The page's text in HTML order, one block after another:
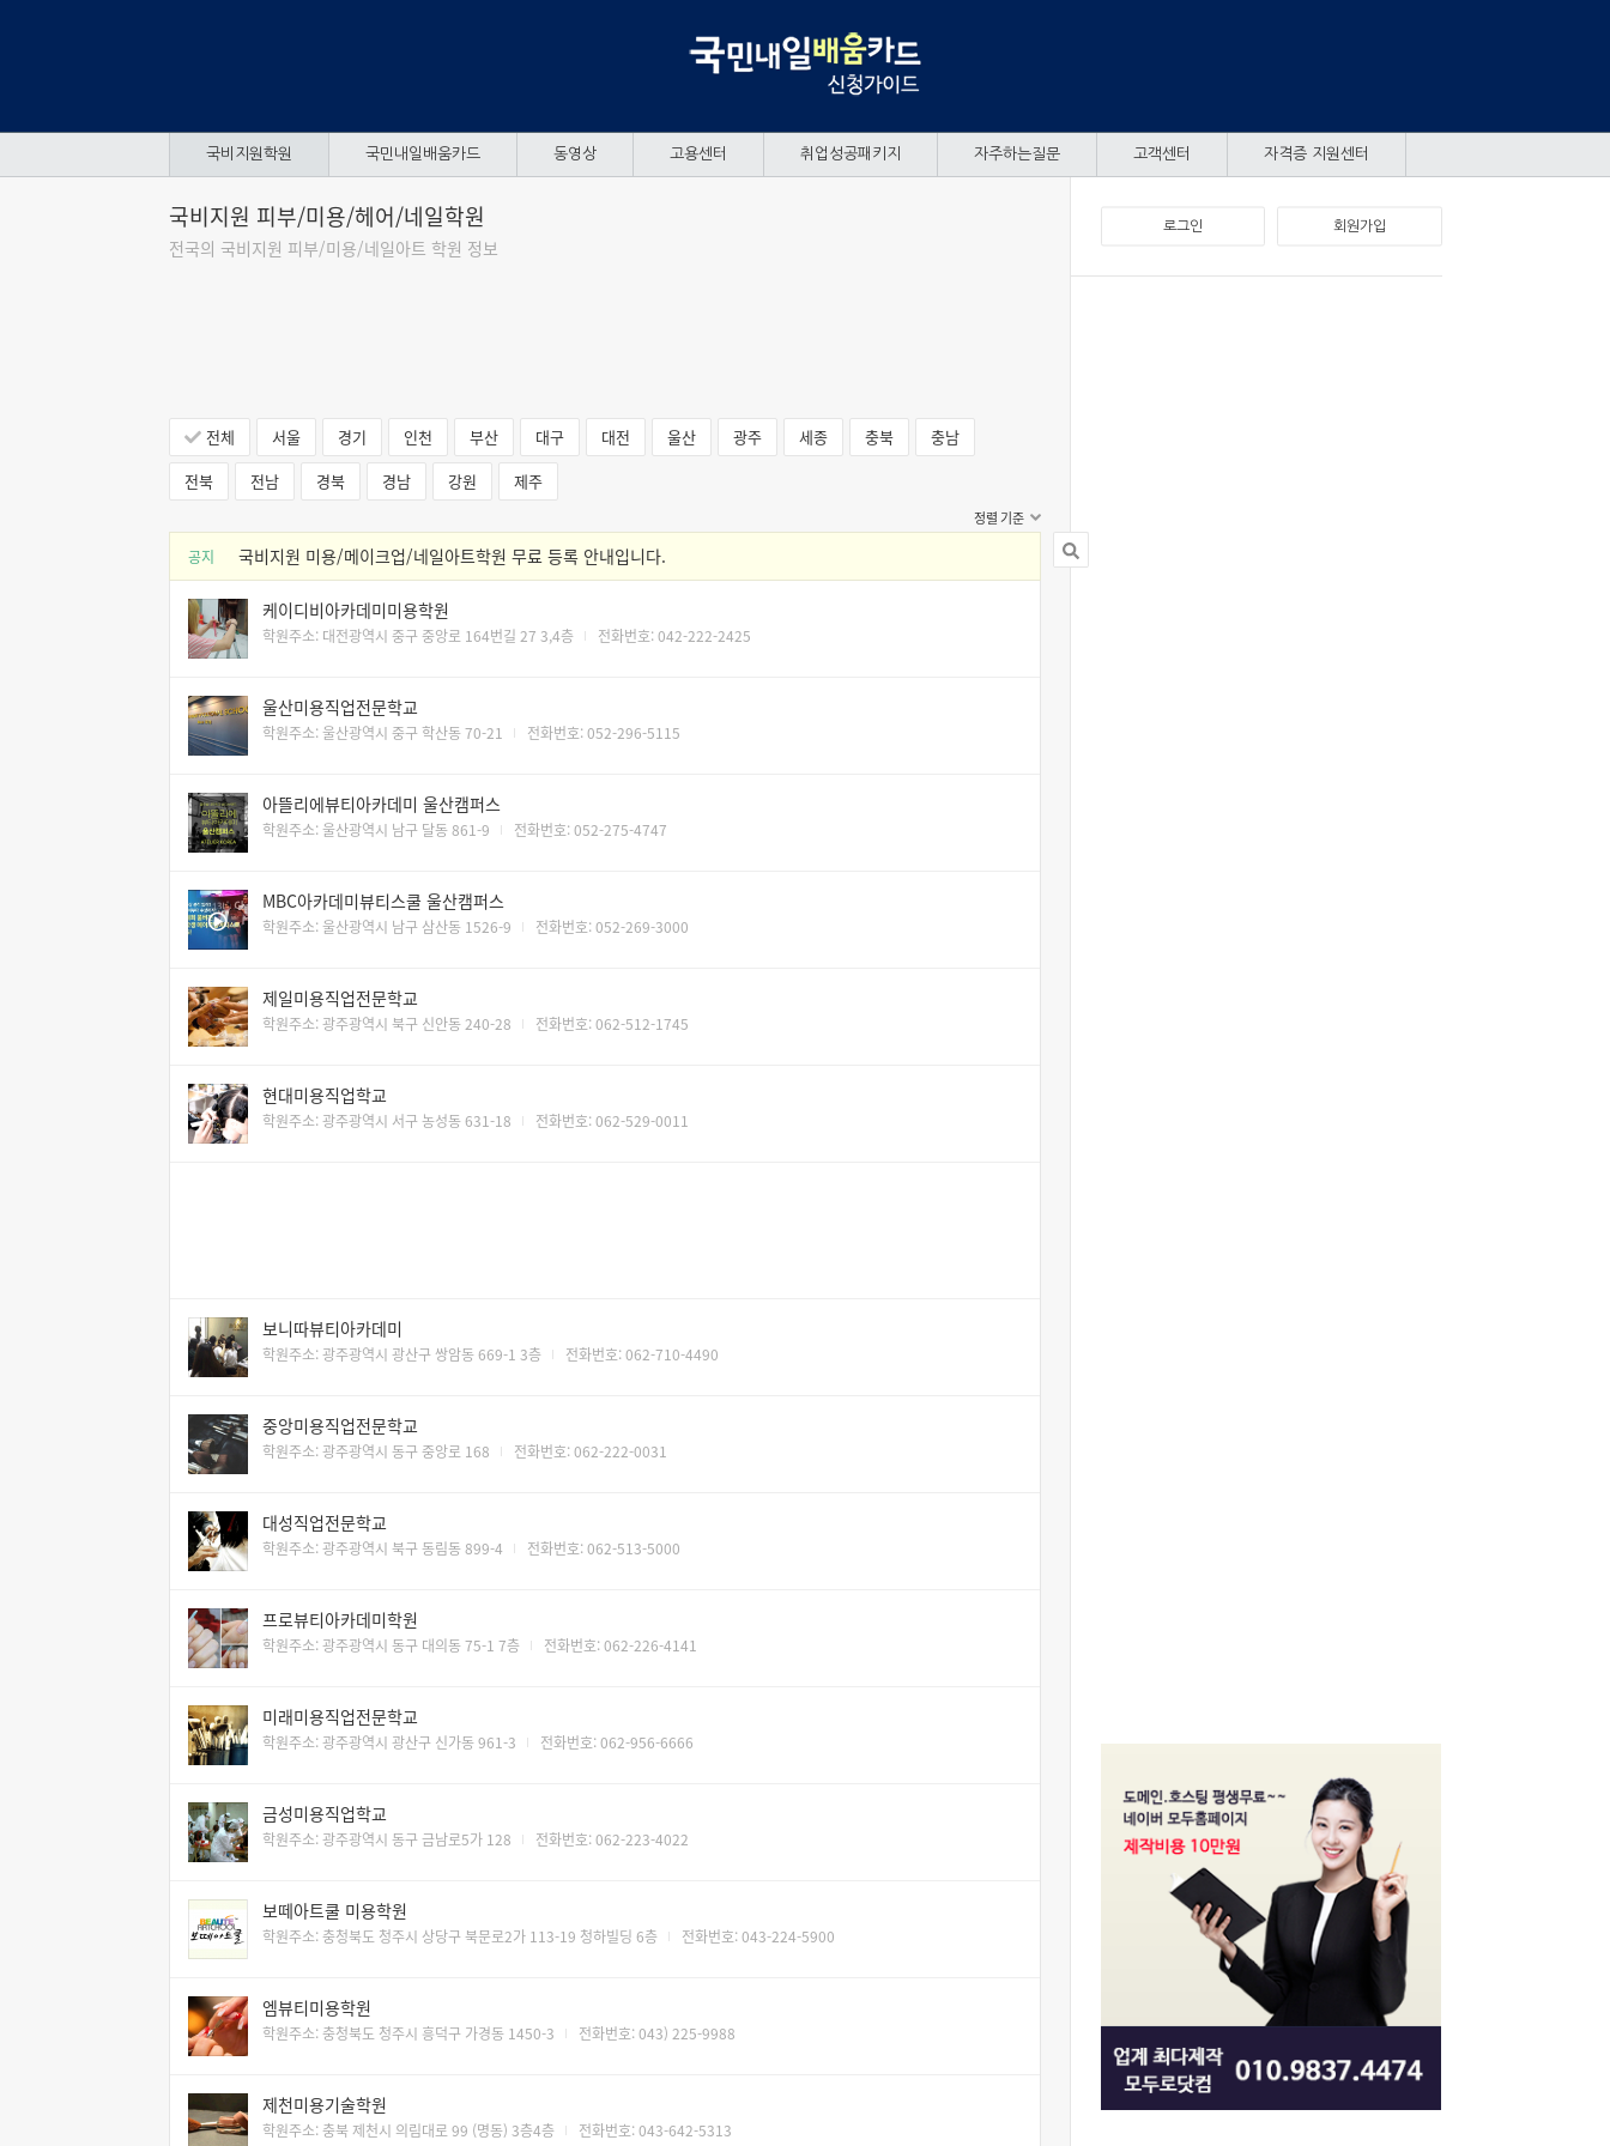
국비지원학원 국민내일배움카드 동영상 고용센터 취업성공패키지 자주하는질문 고객센터 자격증 지원센터
로그인 회원가입
국비지원 피부/미용/헤어/네일학원
전국의 국비지원 피부/미용/네일아트 학원 정보
전체 서울 경기 인천 부산 대구 대전 울산 광주 세종 충북
충남
전북
전남 경북 경남 강원 제주
정렬 기준
공지 국비지원 미용/메이크업/네일아트학원 무료 등록 안내입니다.
케이디비아카데미미용학원
학원주소: 대전광역시 중구 중앙로 164번길 27 3,4층 전화번호: 042-222-2425
울산미용직업전문학교
학원주소: 울산광역시 중구 학산동 70-21 전화번호: 052-296-5115
아뜰리에뷰티아카데미 울산캠퍼스
학원주소: 울산광역시 남구 달동 861-9 전화번호: 052-275-4747
MBC아카데미뷰티스쿨 울산캠퍼스
학원주소: 울산광역시 남구 삼산동 1526-9 전화번호: 052-269-3000
제일미용직업전문학교
학원주소: 광주광역시 북구 신안동 240-28 전화번호: 062-512-1745
현대미용직업학교
학원주소: 광주광역시 서구 농성동 631-18 전화번호: 062-529-0011
보니따뷰티아카데미
학원주소: 광주광역시 광산구 쌍암동 669-1 3층 전화번호: 062-710-4490
중앙미용직업전문학교
학원주소: 광주광역시 동구 중앙로 168 전화번호: 062-222-0031
대성직업전문학교
학원주소: 광주광역시 북구 동림동 899-4 전화번호: 062-513-5000
프로뷰티아카데미학원
학원주소: 광주광역시 동구 대의동 75-1 7층 전화번호: 062-226-4141
미래미용직업전문학교
학원주소: 광주광역시 광산구 신가동 961-3 전화번호: 062-956-6666
금성미용직업학교
학원주소: 광주광역시 동구 금남로5가 128 전화번호: 062-223-4022
보떼아트쿨 미용학원
학원주소: 충청북도 청주시 상당구 북문로2가 113-19 청하빌딩 6층 전화번호: 043-224-5900
엠뷰티미용학원
학원주소: 충청북도 청주시 흥덕구 가경동 1450-3 전화번호: 043) 225-9988
제천미용기술학원
학원주소: 충북 제천시 의림대로 99 (명동) 3층4층 전화번호: 043-642-5313